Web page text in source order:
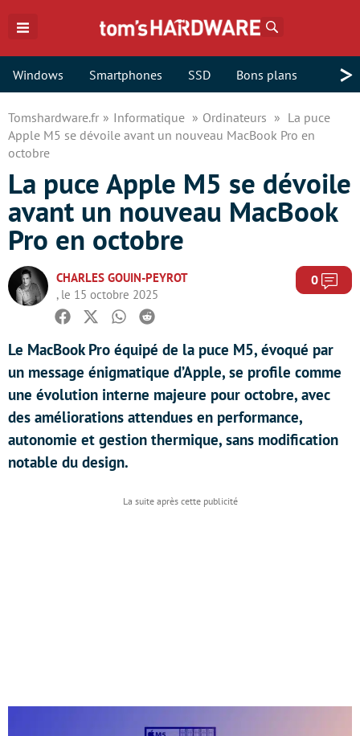
Windows Smartphones SSD Bons plans >
Tomshardware.fr Informatique Ordinateurs
La puce
Apple M5 se dévoile avant un nouveau MacBook Pro en
octobre
La puce Apple M5 se dévoile
avant un nouveau MacBook
Pro en octobre
CHARLES GOUIN-PEYROT
, le 15 octobre 2025
0
Facebook
TwitterWhatsapp
Reddit
Le MacBook Pro équipé de la puce M5, évoqué par
un message énigmatique d’Apple, se profile comme
une évolution interne majeure pour octobre, avec
des améliorations attendues en performance,
autonomie et gestion thermique, sans modification
notable du design.